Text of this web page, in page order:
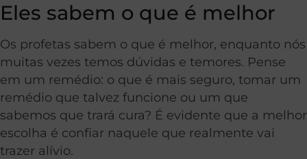
Eles sabem o que é melhor
Os profetas sabem o que é melhor, enquanto nós
muitas vezes temos dúvidas e temores. Pense
em um remédio: o que é mais seguro, tomar um
remédio que talvez funcione ou um que
sabemos que trará cura? É evidente que a melhor
escolha é confiar naquele que realmente vai
trazer alívio.